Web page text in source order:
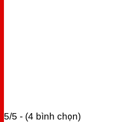
5/5 - (4 bình chọn)